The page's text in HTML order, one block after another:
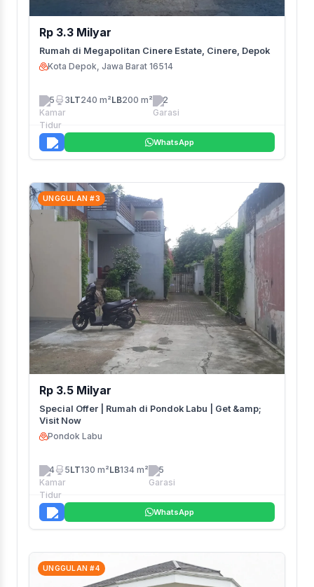
Rp 3.3 Milyar
Rumah di Megapolitan Cinere Estate, Cinere, Depok
Kota Depok, Jawa Barat 16514
5 3LT240 m²LB200 m² 2
WhatsApp
UNGGULAN #3
Rp 3.5 Milyar
Special Offer | Rumah di Pondok Labu | Get &amp;
Visit Now
Pondok Labu
4 5LT130 m²LB134 m² 5
WhatsApp
UNGGULAN #4